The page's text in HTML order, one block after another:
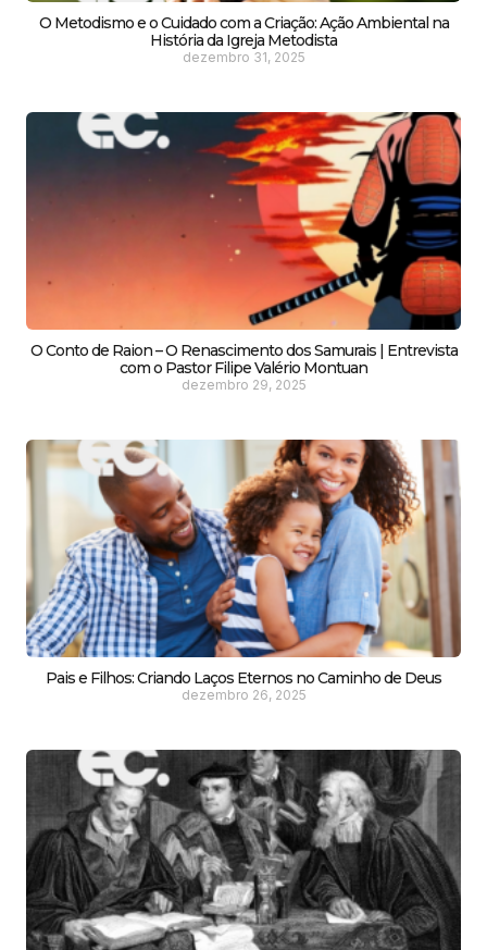
O Metodismo e o Cuidado com a Criação: Ação Ambiental na
História da Igreja Metodista
dezembro 31, 2025
O Conto de Raion – O Renascimento dos Samurais | Entrevista
com o Pastor Filipe Valério Montuan
dezembro 29, 2025
Pais e Filhos: Criando Laços Eternos no Caminho de Deus
dezembro 26, 2025